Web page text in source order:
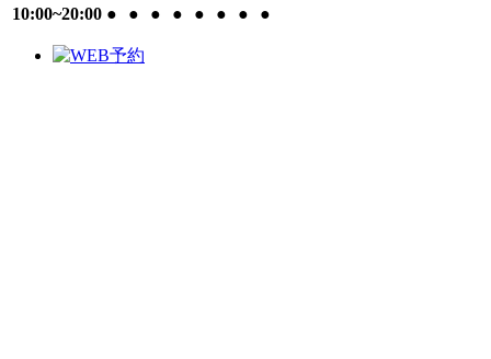
10:00~20:00 ● ● ● ● ● ● ● ●